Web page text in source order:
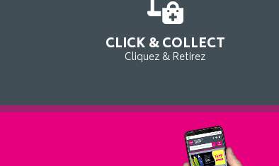
CLICK & COLLECT
Cliquez & Retirez